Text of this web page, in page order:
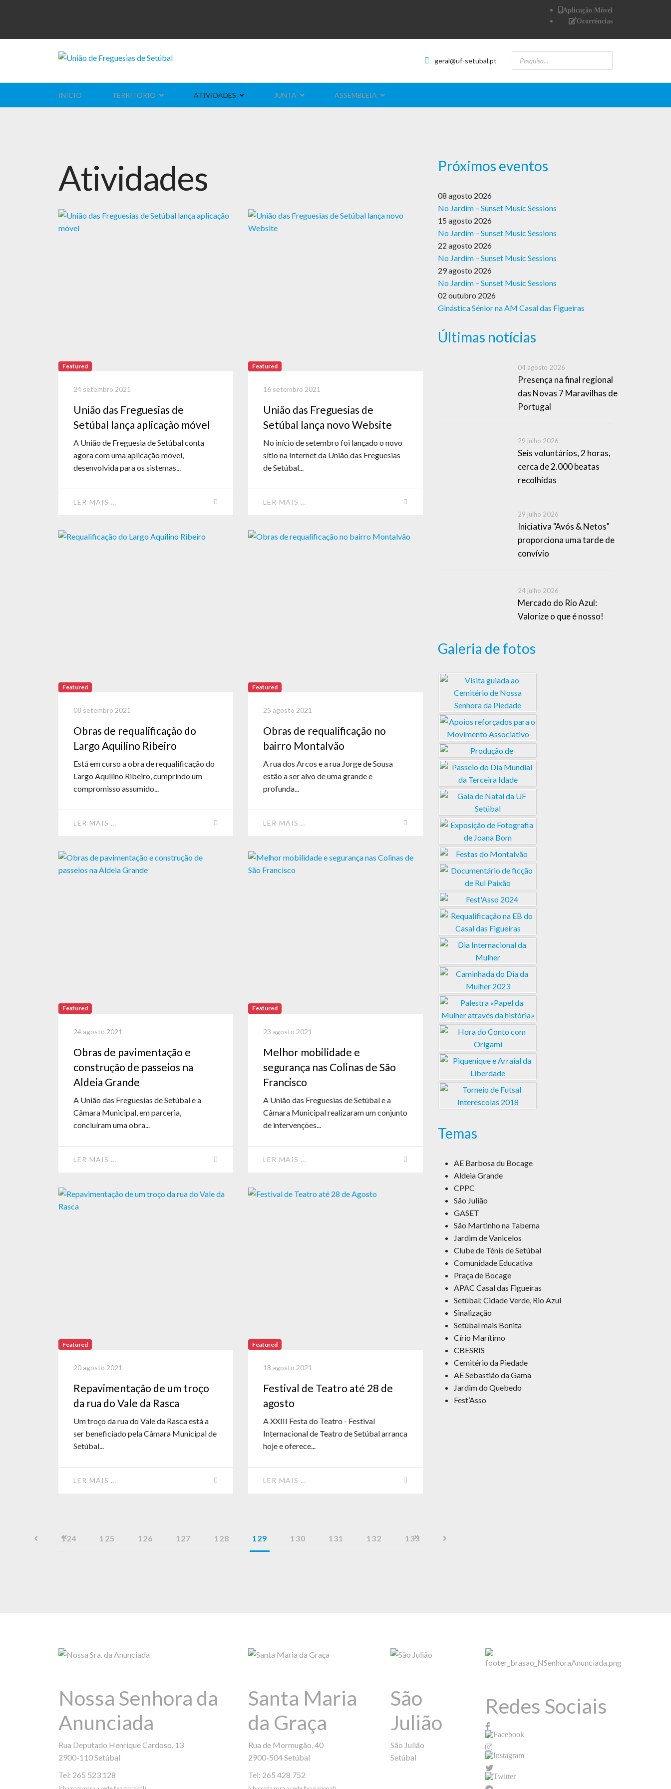
Aplicação Móvel
Ocorrências
geral@uf-setubal.pt
INÍCIO TERRITÓRIO ATIVIDADES JUNTA ASSEMBLEIA
Atividades
Featured
União das Freguesias de
Setúbal lança aplicação móvel
24 setembro 2021
A União de Freguesia de Setúbal conta
agora com uma aplicação móvel,
desenvolvida para os sistemas...
LER MAIS …
Featured
União das Freguesias de
Setúbal lança novo Website
16 setembro 2021
No início de setembro foi lançado o novo
sítio na Internet da União das Freguesias
de Setúbal...
LER MAIS …
Featured
Obras de requalificação do
Largo Aquilino Ribeiro
08 setembro 2021
Está em curso a obra de requalificação do
Largo Aquilino Ribeiro, cumprindo um
compromisso assumido...
LER MAIS …
Featured
Obras de requalificação no
bairro Montalvão
25 agosto 2021
A rua dos Arcos e a rua Jorge de Sousa
estão a ser alvo de uma grande e
profunda...
LER MAIS …
Featured
Obras de pavimentação e
construção de passeios na
Aldeia Grande
24 agosto 2021
A União das Freguesias de Setúbal e a
Câmara Municipal, em parceria,
concluíram uma obra...
LER MAIS …
Featured
Melhor mobilidade e
segurança nas Colinas de São
Francisco
23 agosto 2021
A União das Freguesias de Setúbal e a
Câmara Municipal realizaram um conjunto
de intervenções...
LER MAIS …
Featured
Repavimentação de um troço
da rua do Vale da Rasca
20 agosto 2021
Um troço da rua do Vale da Rasca está a
ser beneficiado pela Câmara Municipal de
Setúbal...
LER MAIS …
Featured
Festival de Teatro até 28 de
agosto
18 agosto 2021
A XXIII Festa do Teatro - Festival
Internacional de Teatro de Setúbal arranca
hoje e oferece...
LER MAIS …
124 125 126 127 128 129 130 131 132 133
Próximos eventos
08 agosto 2026
No Jardim – Sunset Music Sessions
15 agosto 2026
No Jardim – Sunset Music Sessions
22 agosto 2026
No Jardim – Sunset Music Sessions
29 agosto 2026
No Jardim – Sunset Music Sessions
02 outubro 2026
Ginástica Sénior na AM Casal das Figueiras
Últimas notícias
04 agosto 2026
Presença na final regional
das Novas 7 Maravilhas de
Portugal
29 julho 2026
Seis voluntários, 2 horas,
cerca de 2.000 beatas
recolhidas
29 julho 2026
Iniciativa "Avós & Netos"
proporciona uma tarde de
convívio
24 julho 2026
Mercado do Rio Azul:
Valorize o que é nosso!
Galeria de fotos
Temas
AE Barbosa du Bocage
Aldeia Grande
CPPC
São Julião
GASET
São Martinho na Taberna
Jardim de Vanicelos
Clube de Ténis de Setúbal
Comunidade Educativa
Praça de Bocage
APAC Casal das Figueiras
Setúbal: Cidade Verde, Rio Azul
Sinalização
Setúbal mais Bonita
Círio Marítimo
CBESRIS
Cemitério da Piedade
AE Sebastião da Gama
Jardim do Quebedo
Fest’Asso
Nossa Senhora da
Anunciada
Rua Deputado Henrique Cardoso, 13
2900-110 Setúbal
Tel: 265 523 128
Santa Maria
da Graça
Rua de Mormugão, 40
2900-504 Setúbal
Tel: 265 428 752
São
Julião
São Julião
Setúbal
Redes Sociais